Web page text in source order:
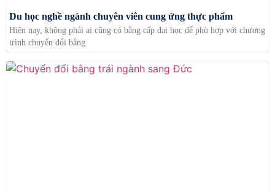
Du học nghề ngành chuyên viên cung ứng thực phẩm
Hiện nay, không phải ai cũng có bằng cấp đại học để phù hợp với chương
trình chuyển đổi bằng